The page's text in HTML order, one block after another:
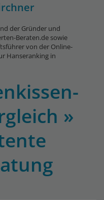
der Gründer und
Beraten.de sowie
von der Online-
Hanseranking in
»